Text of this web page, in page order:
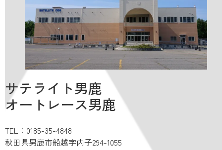
サテライト男鹿
オートレース男鹿
TEL：0185-35-4848
秋田県男鹿市船越字内子294-1055